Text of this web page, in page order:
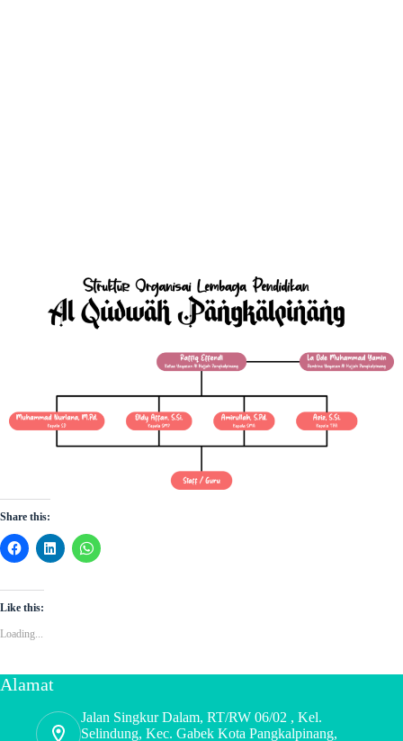
Share this:
Like this:
Loading...
Alamat
Jalan Singkur Dalam, RT/RW 06/02 , Kel.
Selindung, Kec. Gabek Kota Pangkalpinang,